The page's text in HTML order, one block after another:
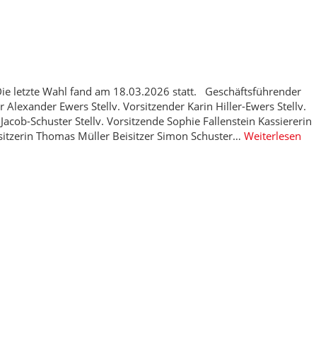
letzte Wahl fand am 18.03.2026 statt. Geschäftsführender
Ewers Stellv. Vorsitzender Karin Hiller-Ewers Stellv.
Schuster Stellv. Vorsitzende Sophie Fallenstein Kassiererin
Thomas Müller Beisitzer Simon Schuster… Weiterlesen